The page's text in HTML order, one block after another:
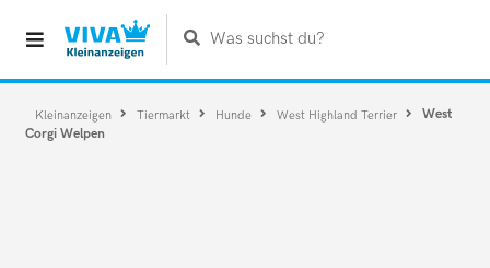
Was suchst du?
Kleinanzeigen Tiermarkt Hunde West Highland Terrier
West
Corgi Welpen